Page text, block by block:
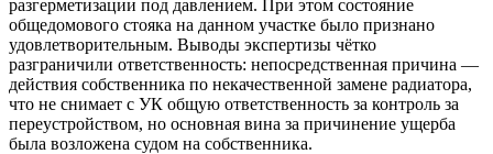
разгерметизации под давлением. При этом состояние
общедомового стояка на данном участке было признано
удовлетворительным. Выводы экспертизы чётко
разграничили ответственность: непосредственная причина —
действия собственника по некачественной замене радиатора,
что не снимает с УК общую ответственность за контроль за
переустройством, но основная вина за причинение ущерба
была возложена судом на собственника.